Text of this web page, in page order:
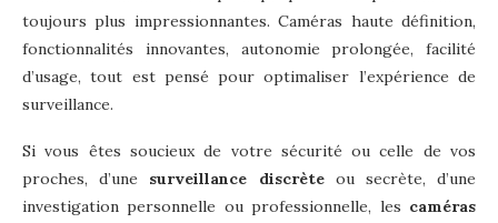
toujours plus impressionnantes. Caméras haute définition,
fonctionnalités innovantes, autonomie prolongée, facilité
d’usage, tout est pensé pour optimaliser l’expérience de
surveillance.
Si vous êtes soucieux de votre sécurité ou celle de vos
proches, d’une surveillance discrèteou secrète, d’une
investigation personnelle ou professionnelle, les caméras